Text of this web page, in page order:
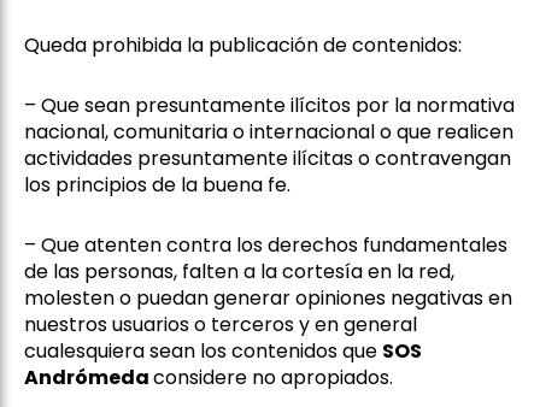
Queda prohibida la publicación de contenidos:
– Que sean presuntamente ilícitos por la normativa
nacional, comunitaria o internacional o que realicen
actividades presuntamente ilícitas o contravengan
los principios de la buena fe.
– Que atenten contra los derechos fundamentales
de las personas, falten a la cortesía en la red,
molesten o puedan generar opiniones negativas en
nuestros usuarios o terceros y en general
cualesquiera sean los contenidos que SOS
Andrómedaconsidere no apropiados.